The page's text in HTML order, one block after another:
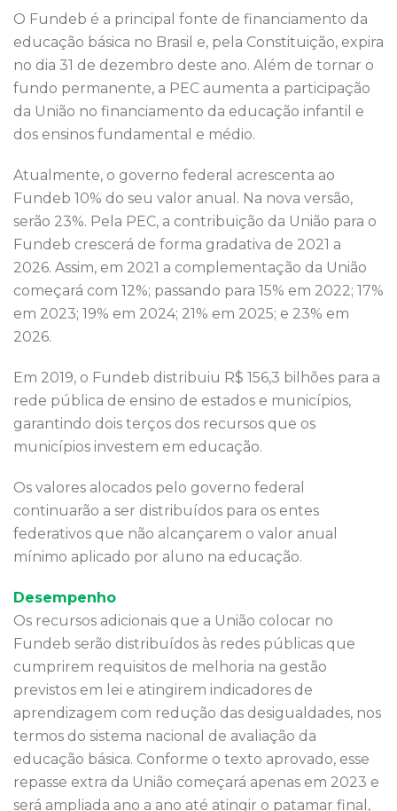
O Fundeb é a principal fonte de financiamento da
educação básica no Brasil e, pela Constituição, expira
no dia 31 de dezembro deste ano. Além de tornar o
fundo permanente, a PEC aumenta a participação
da União no financiamento da educação infantil e
dos ensinos fundamental e médio.
Atualmente, o governo federal acrescenta ao
Fundeb 10% do seu valor anual. Na nova versão,
serão 23%. Pela PEC, a contribuição da União para o
Fundeb crescerá de forma gradativa de 2021 a
2026. Assim, em 2021 a complementação da União
começará com 12%; passando para 15% em 2022; 17%
em 2023; 19% em 2024; 21% em 2025; e 23% em
2026.
Em 2019, o Fundeb distribuiu R$ 156,3 bilhões para a
rede pública de ensino de estados e municípios,
garantindo dois terços dos recursos que os
municípios investem em educação.
Os valores alocados pelo governo federal
continuarão a ser distribuídos para os entes
federativos que não alcançarem o valor anual
mínimo aplicado por aluno na educação.
Desempenho
Os recursos adicionais que a União colocar no
Fundeb serão distribuídos às redes públicas que
cumprirem requisitos de melhoria na gestão
previstos em lei e atingirem indicadores de
aprendizagem com redução das desigualdades, nos
termos do sistema nacional de avaliação da
educação básica. Conforme o texto aprovado, esse
repasse extra da União começará apenas em 2023 e
será ampliada ano a ano até atingir o patamar final,